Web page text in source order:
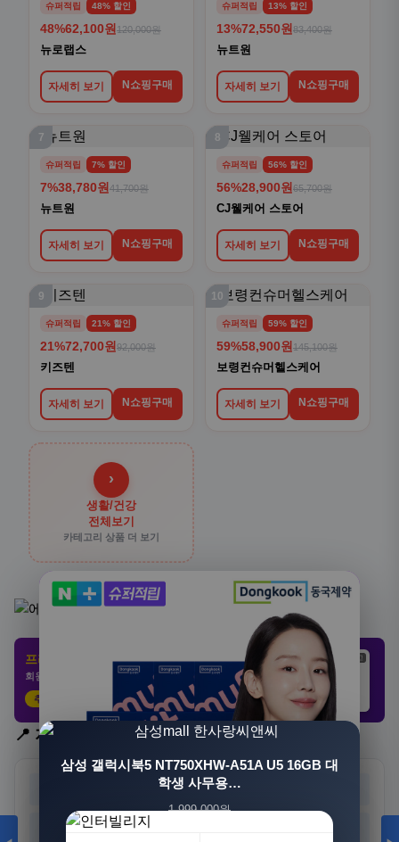
슈퍼적립 48% 할인
48%62,100원 120,000원
뉴로랩스
자세히 보기 N쇼핑구매
슈퍼적립 13% 할인
13%72,550원 83,400원
뉴트원
자세히 보기 N쇼핑구매
7
슈퍼적립 7% 할인
7%38,780원 41,700원
뉴트원
자세히 보기 N쇼핑구매
8
슈퍼적립 56% 할인
56%28,900원 65,700원
CJ웰케어 스토어
자세히 보기 N쇼핑구매
9
슈퍼적립 21% 할인
21%72,700원 92,000원
키즈텐
자세히 보기 N쇼핑구매
10
슈퍼적립 59% 할인
59%58,900원 145,100원
보령컨슈머헬스케어
자세히 보기 N쇼핑구매
›
생활/건강
전체보기
카테고리 상품 더 보기
프리미엄 제휴 사이트
회원 전용 특가 · 놓치면 손해
추천 클릭
21,802원
광고
3,308원
광고
8,892원
📍 지역 선택
부산 대구
광주 대전 세종
삼성 갤럭시북5 NT750XHW-A51A U5 16GB 대
학생 사무용…
1,999,000원